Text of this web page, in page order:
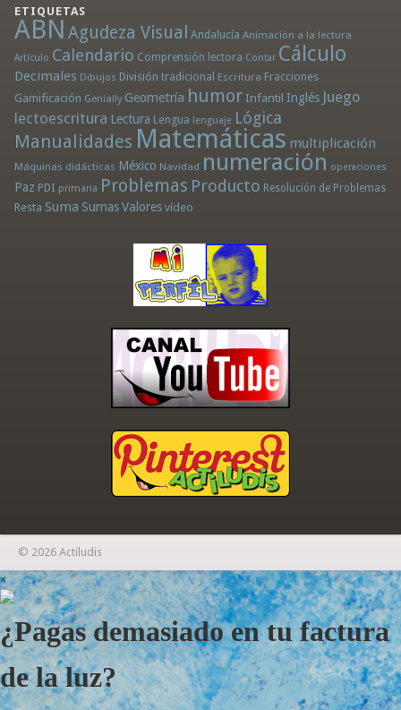
ETIQUETAS
ABN Agudeza Visual Andalucía Animación a la lectura
Artículo Calendario Comprensión lectora Contar Cálculo
Decimales Dibujos División tradicional Escritura Fracciones
Gamificación Genially Geometría humor Infantil Inglés Juego
lectoescritura Lectura Lengua lenguaje Lógica
Manualidades Matemáticas multiplicación
Máquinas didácticas México Navidad numeración operaciones
Paz PDI primaria Problemas Producto Resolución de Problemas
Resta Suma Sumas Valores vídeo
© 2026 Actiludis
×
¿Pagas demasiado en tu factura
de la luz?